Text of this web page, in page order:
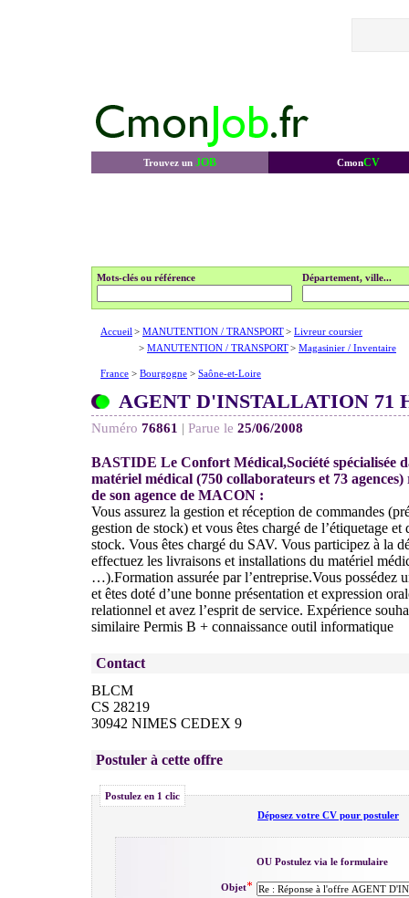
Trouvez un JOB CmonCV
Mots-clés ou référence Département, ville...
Accueil > MANUTENTION / TRANSPORT> Livreur coursier
> MANUTENTION / TRANSPORT> Magasinier / Inventaire
France > Bourgogne > Saône-et-Loire
AGENT D'INSTALLATION 71
Numéro 76861 | Parue le 25/06/2008
BASTIDE Le Confort Médical,Société spécialisée
matériel médical (750 collaborateurs et 73
de son agence de MACON :
Vous assurez la gestion et réception de commandes
gestion de stock) et vous êtes chargé de l’étiquetage
stock. Vous êtes chargé du SAV. Vous participez à la
effectuez les livraisons et installations du matériel
…).Formation assurée par l’entreprise.Vous possédez
et êtes doté d’une bonne présentation et expression
relationnel et avez l’esprit de service. Expérience
similaire Permis B + connaissance outil informatique
Contact
BLCM
CS 28219
30942 NIMES CEDEX 9
Postuler à cette offre
Postulez en 1 clic
Déposez votre CV pour postuler
OU Postulez via le formulaire
Objet